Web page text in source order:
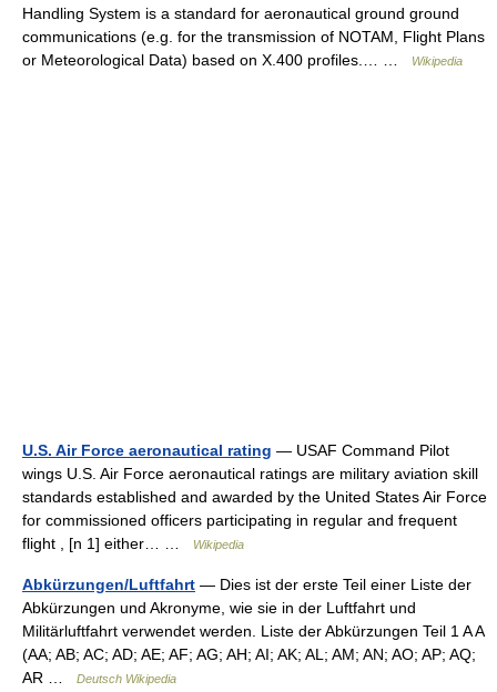
Handling System is a standard for aeronautical ground ground
communications (e.g. for the transmission of NOTAM, Flight Plans
or Meteorological Data) based on X.400 profiles.… …
Wikipedia
U.S. Air Force aeronautical rating — USAF Command Pilot
wings U.S. Air Force aeronautical ratings are military aviation skill
standards established and awarded by the United States Air Force
for commissioned officers participating in regular and frequent
flight , [n 1] either… …
Wikipedia
Abkürzungen/Luftfahrt — Dies ist der erste Teil einer Liste der
Abkürzungen und Akronyme, wie sie in der Luftfahrt und
Militärluftfahrt verwendet werden. Liste der Abkürzungen Teil 1 A A
(AA; AB; AC; AD; AE; AF; AG; AH; AI; AK; AL; AM; AN; AO; AP; AQ;
AR …
Deutsch Wikipedia